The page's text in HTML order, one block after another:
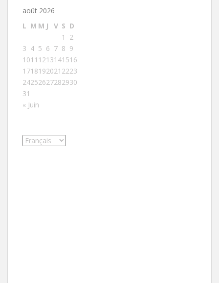
août 2026
L M M J V S D
1
2
3 4 5 6 7 8 9
1011 1213141516
1718192021 2223
24252627282930
31
« Juin
Choisir